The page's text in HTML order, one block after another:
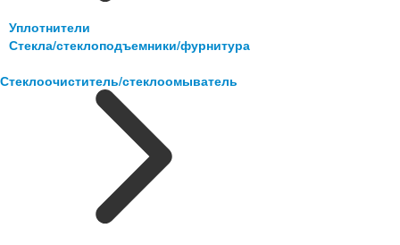
Уплотнители
Стекла/стеклоподъемники/фурнитура
Стеклоочиститель/стеклоомыватель